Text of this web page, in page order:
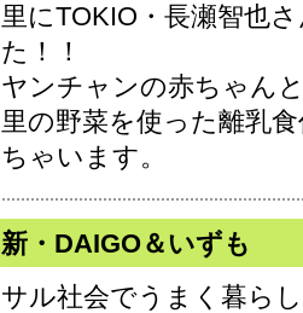
里にTOKIO・長瀬智也
た！！
ヤンチャンの赤ちゃん
里の野菜を使った離乳
ちゃいます。
新・DAIGO＆いずも
サル社会でうまく暮ら